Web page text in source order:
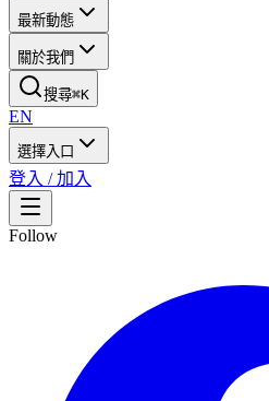
最新動態
關於我們
搜尋⌘K
EN
選擇入口
登入 / 加入
Follow